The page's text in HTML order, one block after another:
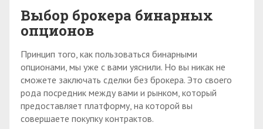
Выбор брокера бинарных
опционов
Принцип того, как пользоваться бинарными
опционами, мы уже с вами уяснили. Но вы никак не
сможете заключать сделки без брокера. Это своего
рода посредник между вами и рынком, который
предоставляет платформу, на которой вы
совершаете покупку контрактов.